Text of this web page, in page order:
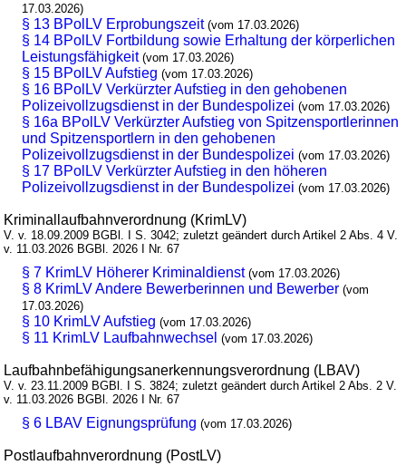
17.03.2026)
§ 13 BPolLV Erprobungszeit (vom 17.03.2026)
§ 14 BPolLV Fortbildung sowie Erhaltung der körperlichen
Leistungsfähigkeit (vom 17.03.2026)
§ 15 BPolLV Aufstieg (vom 17.03.2026)
§ 16 BPolLV Verkürzter Aufstieg in den gehobenen
Polizeivollzugsdienst in der Bundespolizei (vom 17.03.2026)
§ 16a BPolLV Verkürzter Aufstieg von Spitzensportlerinnen
und Spitzensportlern in den gehobenen
Polizeivollzugsdienst in der Bundespolizei (vom 17.03.2026)
§ 17 BPolLV Verkürzter Aufstieg in den höheren
Polizeivollzugsdienst in der Bundespolizei (vom 17.03.2026)
Kriminallaufbahnverordnung (KrimLV)
V. v. 18.09.2009 BGBl. I S. 3042; zuletzt geändert durch Artikel 2 Abs. 4 V.
v. 11.03.2026 BGBl. 2026 I Nr. 67
§ 7 KrimLV Höherer Kriminaldienst (vom 17.03.2026)
§ 8 KrimLV Andere Bewerberinnen und Bewerber (vom
17.03.2026)
§ 10 KrimLV Aufstieg (vom 17.03.2026)
§ 11 KrimLV Laufbahnwechsel (vom 17.03.2026)
Laufbahnbefähigungsanerkennungsverordnung (LBAV)
V. v. 23.11.2009 BGBl. I S. 3824; zuletzt geändert durch Artikel 2 Abs. 2 V.
v. 11.03.2026 BGBl. 2026 I Nr. 67
§ 6 LBAV Eignungsprüfung (vom 17.03.2026)
Postlaufbahnverordnung (PostLV)